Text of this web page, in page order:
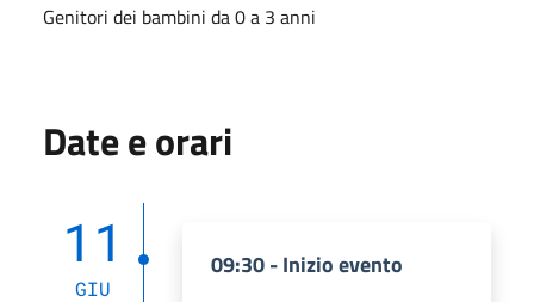
Genitori dei bambini da 0 a 3 anni
Date e orari
11
GIU
09:30 - Inizio evento